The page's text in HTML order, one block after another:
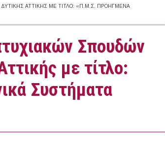
ΑΤΤΙΚΉΣ ΜΕ ΤΊΤΛΟ: «Π.Μ.Σ. ΠΡΟΗΓΜΈΝΑ
Σπουδών
με τίτλο:
Συστήματα